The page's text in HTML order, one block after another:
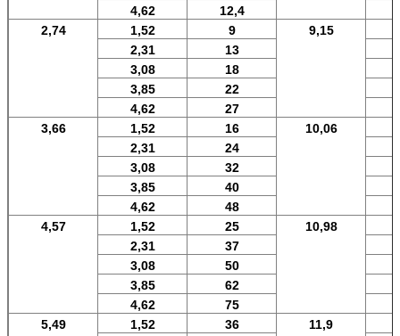
4,62
12,4
2,74
1,52 9 9,15
2,31
13
3,08
18
3,85
22
4,62
27
3,66
1,52 16 10,06
2,31
24
3,08
32
3,85
40
4,62
48
4,57
1,52 25 10,98
2,31
37
3,08
50
3,85
62
4,62
75
5,49
1,52 36 11,9